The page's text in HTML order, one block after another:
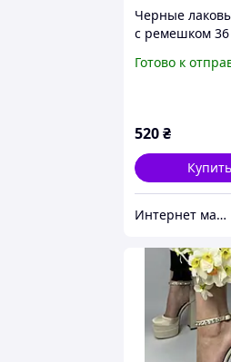
Черные
с ремешком 36
Готово к
520₴
Купить
Интернет магазин "Ножки в одежке"